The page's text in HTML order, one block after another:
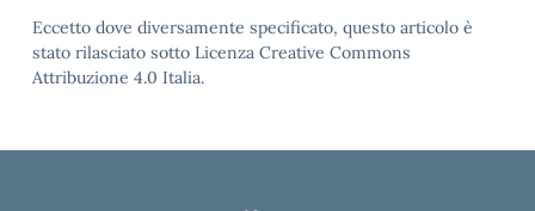
Eccetto dove diversamente specificato, questo articolo è
stato rilasciato sotto Licenza Creative Commons
Attribuzione 4.0 Italia.